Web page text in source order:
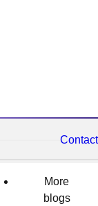
Contact
More
blogs